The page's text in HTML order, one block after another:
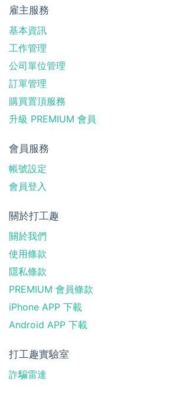
雇主服務
基本資訊
工作管理
公司單位管理
訂單管理
購買置頂服務
升級 PREMIUM 會員
會員服務
帳號設定
會員登入
關於打工趣
關於我們
使用條款
隱私條款
PREMIUM 會員條款
iPhone APP 下載
Android APP 下載
打工趣實驗室
詐騙雷達